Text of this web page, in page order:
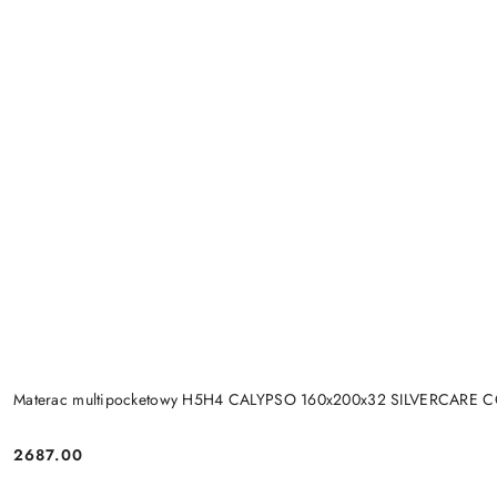
Materac multipocketowy H5H4 CALYPSO 160x200x32 SILVERCARE
Cena:
2687.00